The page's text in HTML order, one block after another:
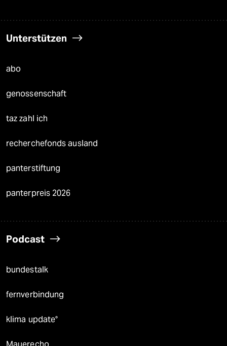
Unterstützen
abo
genossenschaft
taz zahl ich
recherchefonds ausland
panterstiftung
panterpreis 2026
Podcast
bundestalk
fernverbindung
klima update°